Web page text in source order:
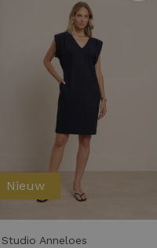
Nieuw
Studio Anneloes